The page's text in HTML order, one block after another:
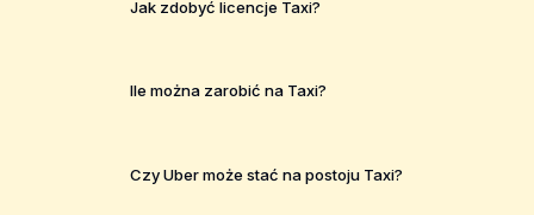
Jak zdobyć licencje Taxi?
Ile można zarobić na Taxi?
Czy Uber może stać na postoju Taxi?